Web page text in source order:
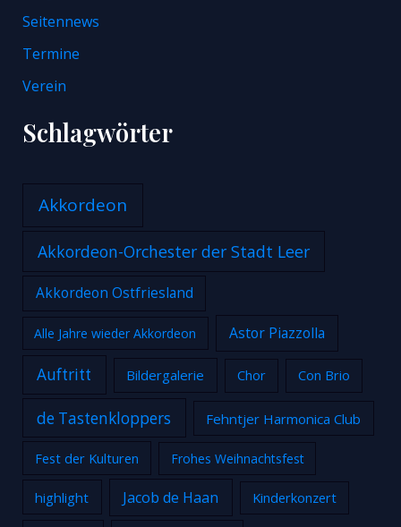
Seitennews
Termine
Verein
Schlagwörter
Akkordeon
Akkordeon-Orchester der Stadt Leer
Akkordeon Ostfriesland
Alle Jahre wieder Akkordeon Astor Piazzolla
Auftritt Bildergalerie Chor Con Brio
de Tastenkloppers Fehntjer Harmonica Club
Fest der Kulturen Frohes Weihnachtsfest
highlight Jacob de Haan Kinderkonzert